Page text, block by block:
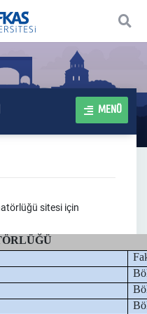
MENÜ
sitesi için